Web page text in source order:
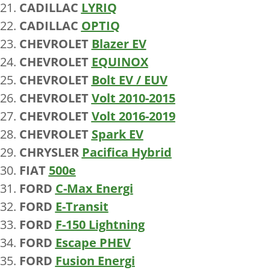
CADILLAC LYRIQ
CADILLAC OPTIQ
CHEVROLET Blazer EV
CHEVROLET EQUINOX
CHEVROLET Bolt EV / EUV
CHEVROLETVolt 2010-2015
CHEVROLETVolt 2016-2019
CHEVROLET Spark EV
CHRYSLER Pacifica Hybrid
FIAT 500e
FORD C-Max Energi
FORD E-Transit
FORD F-150 Lightning
FORD Escape PHEV
FORD Fusion Energi